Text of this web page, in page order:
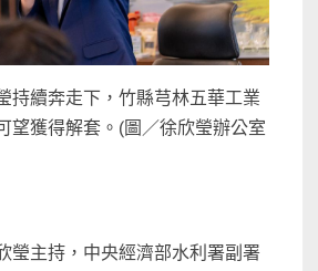
持續奔走下，竹縣芎林五華工業
望獲得解套。(圖／徐欣瑩辦公室
瑩主持，中央經濟部水利署副署